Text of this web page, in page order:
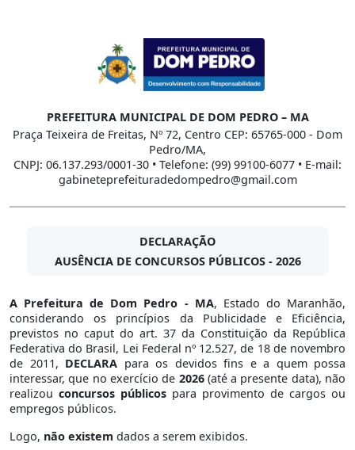
PREFEITURA MUNICIPAL DE DOM PEDRO – MA
Praça Teixeira de Freitas, Nº 72, Centro CEP: 65765-000 - Dom
Pedro/MA,
CNPJ: 06.137.293/0001-30 • Telefone: (99) 99100-6077 • E-mail:
gabineteprefeituradedompedro@gmail.com
DECLARAÇÃO
AUSÊNCIA DE CONCURSOS PÚBLICOS - 2026
A Prefeitura de Dom Pedro - MA, Estado do Maranhão,
considerando os princípios da Publicidade e Eficiência,
previstos no caput do art. 37 da Constituição da República
Federativa do Brasil, Lei Federal nº 12.527, de 18 de novembro
de 2011, DECLARA para os devidos fins e a quem possa
interessar, que no exercício de 2026(até a presente data), não
realizou concursos públicos para provimento de cargos ou
empregos públicos.
Logo, não existem dados a serem exibidos.